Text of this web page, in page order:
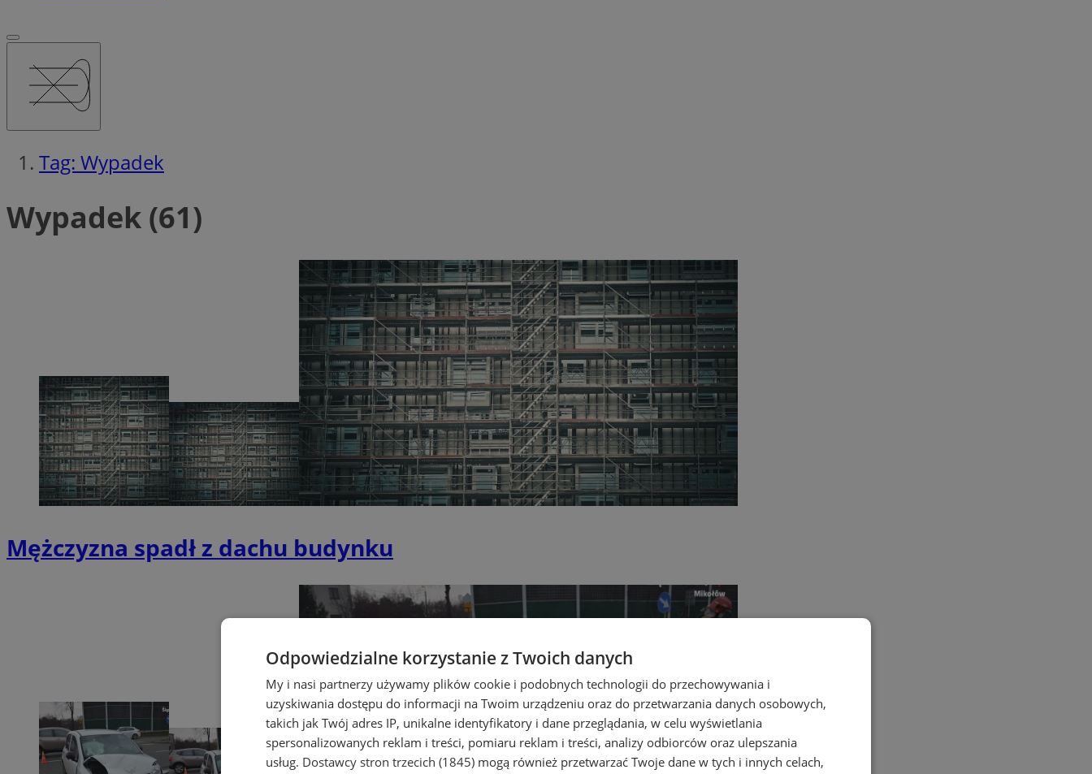
Tag: Wypadek
Wypadek (61)
Mężczyzna spadł z dachu budynku
Odpowiedzialne korzystanie z Twoich danych
My i nasi partnerzy używamy plików cookie i podobnych technologii do przechowywania i
uzyskiwania dostępu do informacji na Twoim urządzeniu oraz do przetwarzania danych osobowych,
takich jak Twój adres IP, unikalne identyfikatory i dane przeglądania, w celu wyświetlania
spersonalizowanych reklam i treści, pomiaru reklam i treści, analizy odbiorców oraz ulepszania
usług. Dostawcy stron trzecich (1845) mogą również przetwarzać Twoje dane w tych i innych celach,